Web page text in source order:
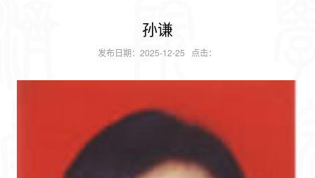
孙谦
发布日期：2025-12-25 点击：